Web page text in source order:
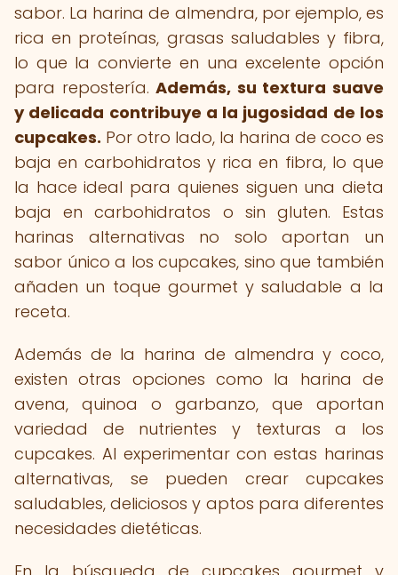
sabor. La harina de almendra, por ejemplo, es
rica en proteínas, grasas saludables y fibra,
lo que la convierte en una excelente opción
para repostería.Además, su textura suave
y delicada contribuye a la jugosidad de los
cupcakes. Por otro lado, la harina de coco es
baja en carbohidratos y rica en fibra, lo que
la hace ideal para quienes siguen una dieta
baja en carbohidratos o sin gluten. Estas
harinas alternativas no solo aportan un
sabor único a los cupcakes, sino que también
añaden un toque gourmet y saludable a la
receta.
Además de la harina de almendra y coco,
existen otras opciones como la harina de
avena, quinoa o garbanzo, que aportan
variedad de nutrientes y texturas a los
cupcakes. Al experimentar con estas harinas
alternativas, se pueden crear cupcakes
saludables, deliciosos y aptos para diferentes
necesidades dietéticas.